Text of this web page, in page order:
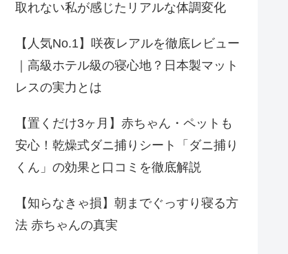
取れない私が感じたリアルな体調変化
【人気No.1】咲夜レアルを徹底レビュー
｜高級ホテル級の寝心地？日本製マット
レスの実力とは
【置くだけ3ヶ月】赤ちゃん・ペットも
安心！乾燥式ダニ捕りシート「ダニ捕り
くん」の効果と口コミを徹底解説
【知らなきゃ損】朝までぐっすり寝る方
法 赤ちゃんの真実